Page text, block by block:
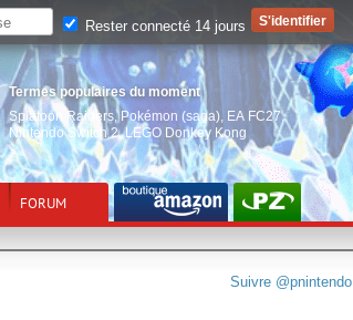
Termes populaires du moment
Splatoon Raiders, Pokémon (saga) EA FC27,
Nintendo Switch 2,LEGO Donkey Kong
FORUM
Suivre @pnintendo
Rester connecté 14 jours